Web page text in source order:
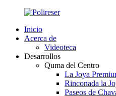
Inicio
Acerca de
Videoteca
Desarrollos
Quma del Centro
La Joya
Rinconada la
Paseos de